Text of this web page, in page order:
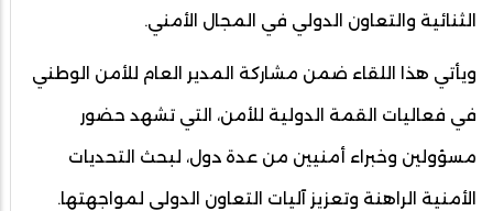
الثنائية والتعاون الدولي في المجال الأمني.
ويأتي هذا اللقاء ضمن مشاركة المدير العام للأمن الوطني
في فعاليات القمة الدولية للأمن، التي تشهد حضور
مسؤولين وخبراء أمنيين من عدة دول، لبحث التحديات
الأمنية الراهنة وتعزيز آليات التعاون الدولي لمواجهتها.